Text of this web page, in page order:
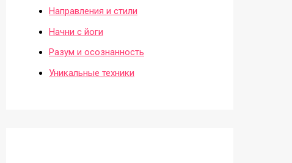
Направления и стили
Начни с йоги
Разум и осознанность
Уникальные техники